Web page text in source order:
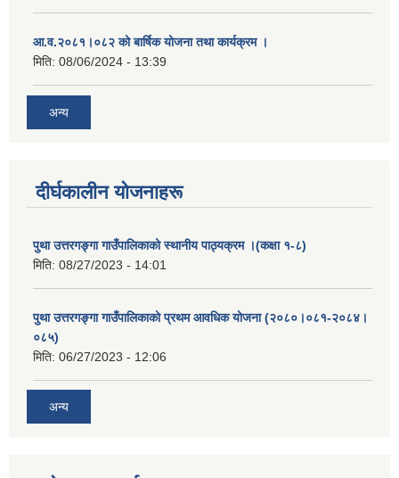
आ.व.२०८१।०८२ को बार्षिक योजना तथा कार्यक्रम ।
मिति: 08/06/2024 - 13:39
अन्य
दीर्घकालीन योजनाहरू
पुथा उत्तरगङ्गा गाउँपालिकाको स्थानीय पाठ्यक्रम ।(कक्षा १-८)
मिति: 08/27/2023 - 14:01
पुथा उत्तरगङ्गा गाउँपालिकाको प्रथम आवधिक योजना (२०८०।०८१-२०८४।
०८५)
मिति: 06/27/2023 - 12:06
अन्य